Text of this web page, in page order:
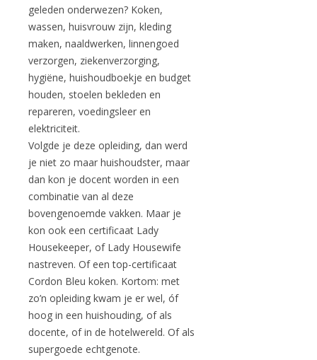
geleden onderwezen? Koken,
wassen, huisvrouw zijn, kleding
maken, naaldwerken, linnengoed
verzorgen, ziekenverzorging,
hygiëne, huishoudboekje en budget
houden, stoelen bekleden en
repareren, voedingsleer en
elektriciteit.
Volgde je deze opleiding, dan werd
je niet zo maar huishoudster, maar
dan kon je docent worden in een
combinatie van al deze
bovengenoemde vakken. Maar je
kon ook een certificaat Lady
Housekeeper, of Lady Housewife
nastreven. Of een top-certificaat
Cordon Bleu koken. Kortom: met
zo’n opleiding kwam je er wel, óf
hoog in een huishouding, of als
docente, of in de hotelwereld. Of als
supergoede echtgenote.